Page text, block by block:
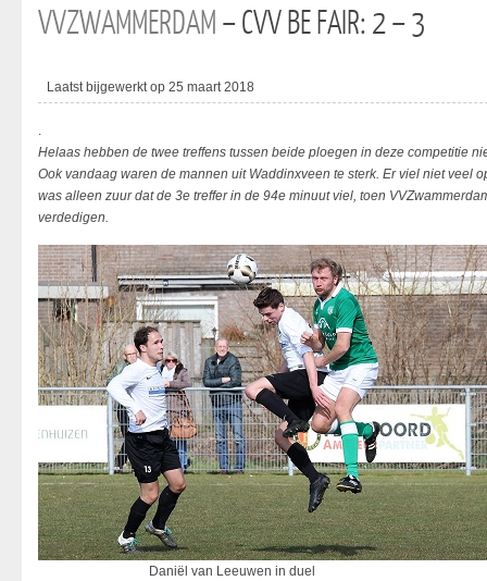
VVZWAMMERDAM– CVV BE FAIR: 2 – 3
Laatst bijgewerkt op 25 maart 2018
.
Helaas hebben de twee treffens tussen beide ploegen in deze competitie
Ook vandaag waren de mannen uit Waddinxveen te sterk. Er viel niet veel
was alleen zuur dat de 3e treffer in de 94e minuut viel, toen
verdedigen.
Daniël van Leeuwen in duel